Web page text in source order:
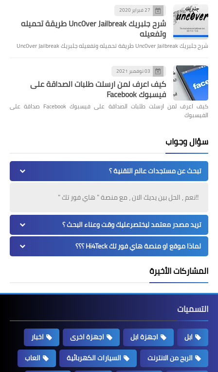
27 فبراير 2020
شرح جلبريك Unc0ver Jailbreak طريقة تحميله
وتفعيله
شرح جلبريك Unc0ver Jailbreak طريقة تحميله وتفعيله جلبريك Unc0ver Jailbreak
03 نوفمبر 2021
كيف اعرف لمن ارسلت طلبات الصداقة على
فيسبوك Facebook
كيف اعرف لمن ارسلت طلبات الصداقة على فيسبوك Facebook صداقة على
الفيسبوك
سؤال وجواب
تبحث عن مستجدات عالم التقنية ؟
!!نعم , الحل بين يديك الان ، مع منصة " هاي فور تك "
تريد مصدر معتمد ليختصرعليك وقت وعناء البحث ؟
لماذا موقع او منصة هاي فور تك Hi4Teck ؟؟؟
المشاركات الأخيرة
التسميات
ابل اجهزة ابل اجهزة اخرى
اخبار
الربح من الانترنت
السيارات الكهربائية
العاب